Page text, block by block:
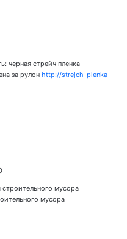
черная стрейч пленка
за рулон http://strejch-plenka-
мусора
мусора